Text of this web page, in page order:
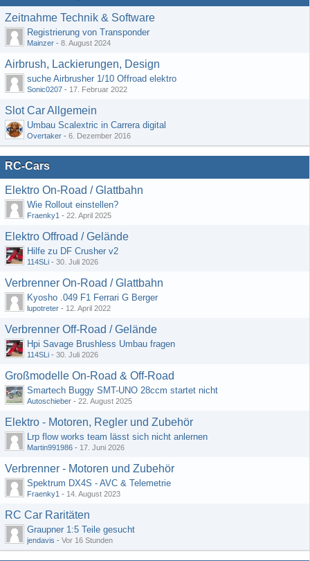
Zeitnahme Technik & Software
Registrierung von Transponder
Mainzer - 8. August 2024
Airbrush, Lackierungen, Design
suche Airbrusher 1/10 Offroad elektro
Sonic0207 - 17. Februar 2022
Slot Car Allgemein
Umbau Scalextric in Carrera digital
Overtaker - 6. Dezember 2016
RC-Cars
Elektro On-Road / Glattbahn
Wie Rollout einstellen?
Fraenky1 - 22. April 2025
Elektro Offroad / Gelände
Hilfe zu DF Crusher v2
114SLi - 30. Juli 2026
Verbrenner On-Road / Glattbahn
Kyosho .049 F1 Ferrari G Berger
lupotreter - 12. April 2022
Verbrenner Off-Road / Gelände
Hpi Savage Brushless Umbau fragen
114SLi - 30. Juli 2026
Großmodelle On-Road & Off-Road
Smartech Buggy SMT-UNO 28ccm startet nicht
Autoschieber - 22. August 2025
Elektro - Motoren, Regler und Zubehör
Lrp flow works team lässt sich nicht anlernen
Martin991986 - 17. Juni 2026
Verbrenner - Motoren und Zubehör
Spektrum DX4S - AVC & Telemetrie
Fraenky1 - 14. August 2023
RC Car Raritäten
Graupner 1:5 Teile gesucht
jendavis - Vor 16 Stunden